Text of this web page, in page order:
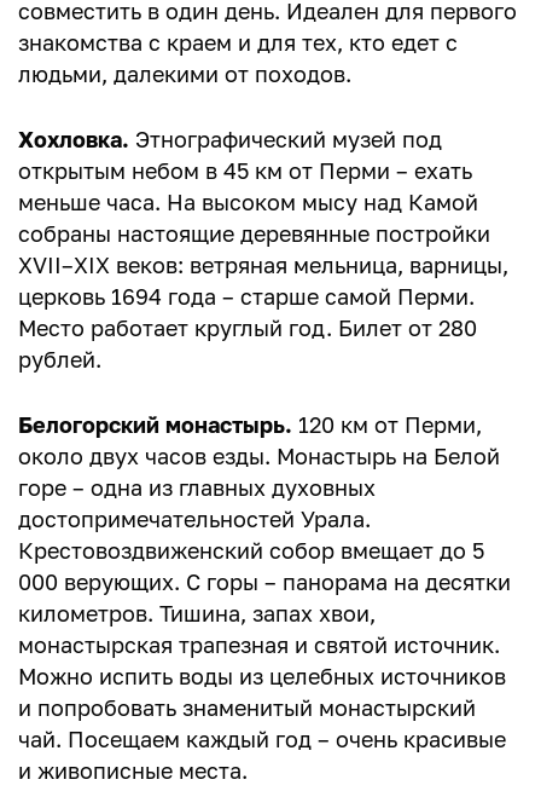
совместить в один день. Идеален для первого
знакомства с краем и для тех, кто едет с
людьми, далекими от походов.
Хохловка. Этнографический музей под
открытым небом в 45 км от Перми – ехать
меньше часа. На высоком мысу над Камой
собраны настоящие деревянные постройки
XVII–XIX веков: ветряная мельница, варницы,
церковь 1694 года – старше самой Перми.
Место работает круглый год. Билет от 280
рублей.
Белогорский монастырь. 120 км от Перми,
около двух часов езды. Монастырь на Белой
горе – одна из главных духовных
достопримечательностей Урала.
Крестовоздвиженский собор вмещает до 5
000 верующих. С горы – панорама на десятки
километров. Тишина, запах хвои,
монастырская трапезная и святой источник.
Можно испить воды из целебных источников
и попробовать знаменитый монастырский
чай. Посещаем каждый год – очень красивые
и живописные места.